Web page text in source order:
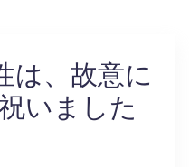
は、故意に
いました